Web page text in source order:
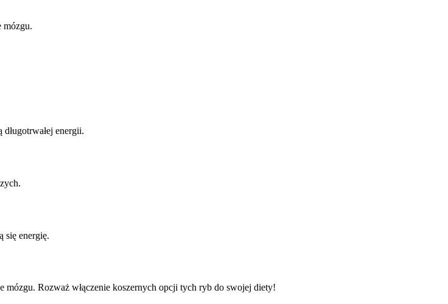
mózgu.
energii.
się energię.
mózgu. Rozważ włączenie koszernych opcji tych ryb do swojej diety!